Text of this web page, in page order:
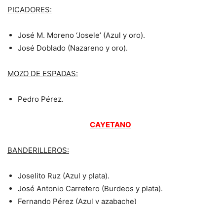
PICADORES:
José M. Moreno ‘Josele’ (Azul y oro).
José Doblado (Nazareno y oro).
MOZO DE ESPADAS:
Pedro Pérez.
CAYETANO
BANDERILLEROS:
Joselito Ruz (Azul y plata).
José Antonio Carretero (Burdeos y plata).
Fernando Pérez (Azul y azabache)